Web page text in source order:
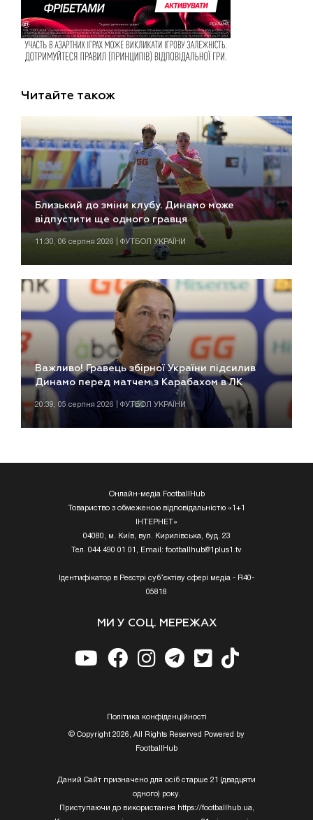
Читайте також
Близький до зміни клубу. Динамо може
відпустити ще одного гравця
11:30, 06 серпня 2026 | ФУТБОЛ УКРАЇНИ
Важливо! Гравець збірної України підсилив
Динамо перед матчем з Карабахом в ЛК
20:39, 05 серпня 2026 | ФУТБОЛ УКРАЇНИ
Онлайн-медіа FootballHub
Товариство з обмеженою відповідальністю «1+1
ІНТЕРНЕТ»
04080, м. Київ, вул. Кирилівська, буд. 23
Тел. 044 490 01 01, Email: footballhub@1plus1.tv
Ідентифікатор в Реєстрі суб’єктіву сфері медіа - R40-
05818
МИ У СОЦ. МЕРЕЖАХ
Полiтика конфiденцiйностi
© Copyright 2026, All Rights Reserved Powered by
FootballHub
Даний Сайт призначено для осіб старше 21 (двадцяти
одного) року.
Приступаючи до використання https://footballhub.ua,